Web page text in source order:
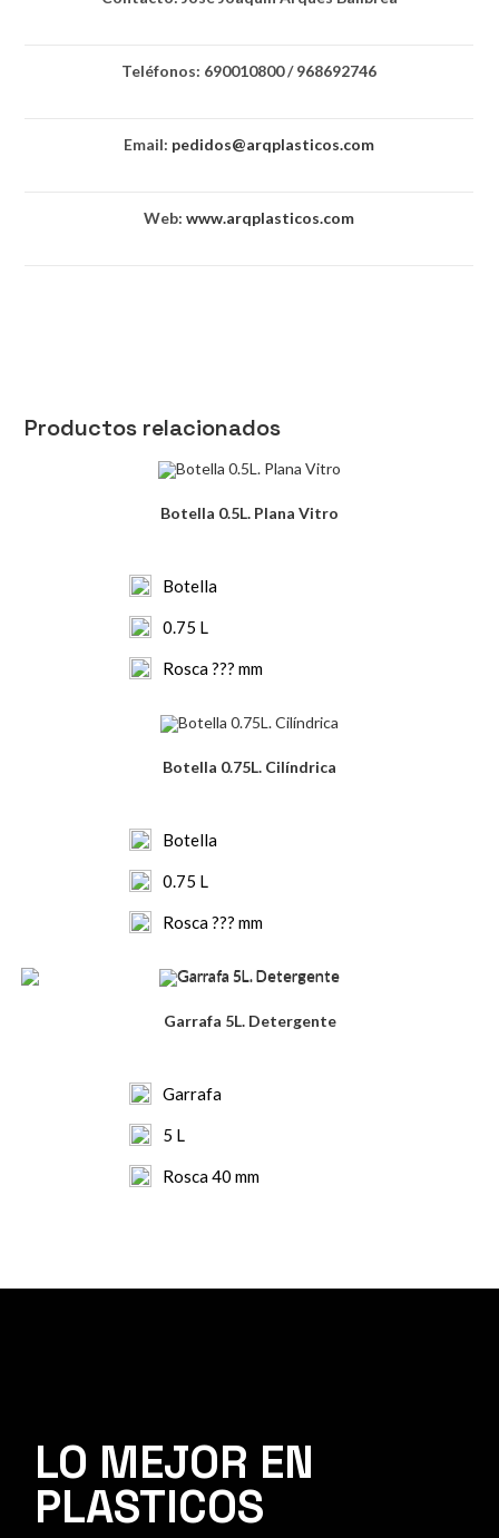
Teléfonos: 690010800 / 968692746
Email: pedidos@arqplasticos.com
Web:www.arqplasticos.com
Productos relacionados
Botella 0.5L. Plana Vitro
Botella
0.75 L
Rosca ??? mm
Botella 0.75L. Cilíndrica
Botella
0.75 L
Rosca ??? mm
Garrafa 5L. Detergente
Garrafa
5 L
Rosca 40 mm
LO MEJOR EN
PLASTICOS